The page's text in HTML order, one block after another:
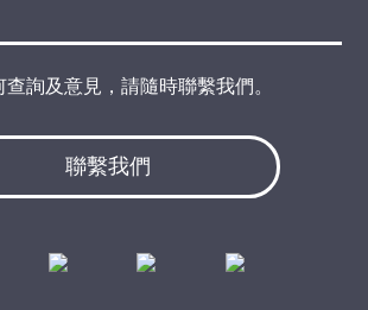
聯繫我們
詢及意見，請隨時聯繫我們。